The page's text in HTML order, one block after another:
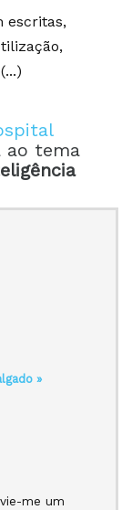
escritas,
ao tema
»
me um